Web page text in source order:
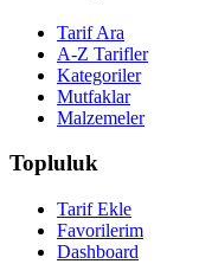
Tarif Ara
A-Z Tarifler
Kategoriler
Mutfaklar
Malzemeler
Topluluk
Tarif Ekle
Favorilerim
Dashboard